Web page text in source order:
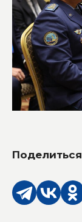
Поделиться